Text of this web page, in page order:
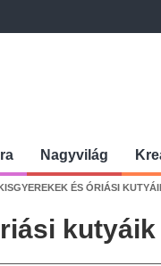
Nagyvilág
ÉS ÓRIÁSI